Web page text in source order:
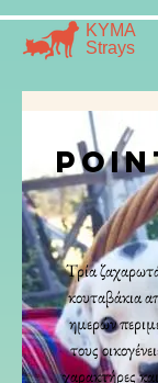
​​ΚΥΜΑ
​Strays
Τρία
κουταβάκια
ημερών
τους
χαρακτήρες